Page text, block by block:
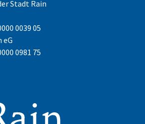
Stadt Rain
0039 05
eG
0981 75